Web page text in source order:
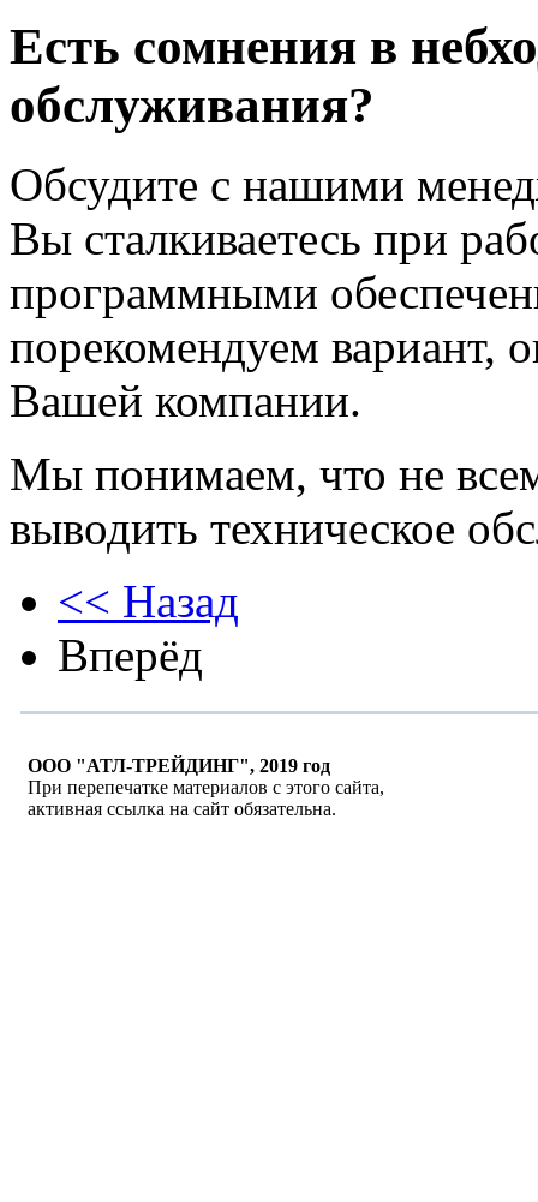
Есть сомнения в
обслуживания?
Обсудите с нашими
Вы сталкиваетесь при
программными
порекомендуем вариант,
Вашей компании.
Мы понимаем, что не
выводить техническое
<< Назад
Вперёд
ООО "АТЛ-ТРЕЙДИНГ", 2019 год
При перепечатке материалов с этого сайта,
активная ссылка на сайт обязательна.